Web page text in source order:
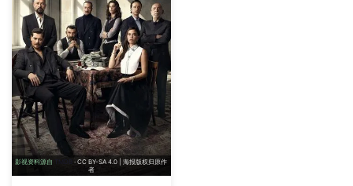
影视资料源自 TMDB
· CC BY-SA 4.0 | 海报版权归原作
者